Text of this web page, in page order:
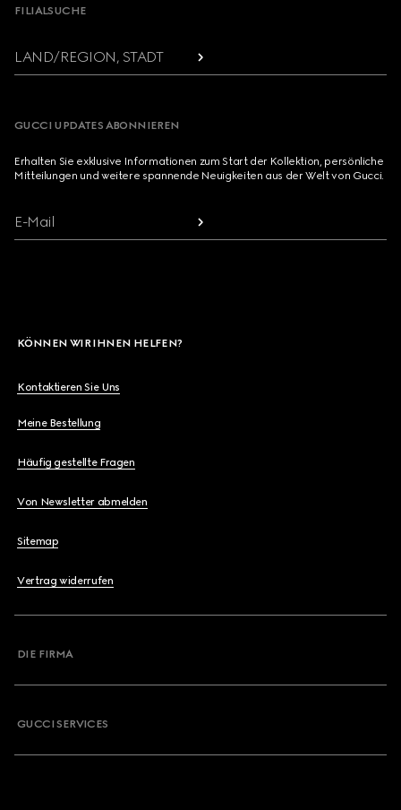
FILIALSUCHE
LAND/REGION, STADT
GUCCI UPDATES ABONNIEREN
Erhalten Sie exklusive Informationen zum Start der Kollektion, persönliche
Mitteilungen und weitere spannende Neuigkeiten aus der Welt von Gucci.
E-Mail
KÖNNEN WIR IHNEN HELFEN?
Kontaktieren Sie Uns
Meine Bestellung
Häufig gestellte Fragen
Von Newsletter abmelden
Sitemap
Vertrag widerrufen
DIE FIRMA
GUCCI SERVICES